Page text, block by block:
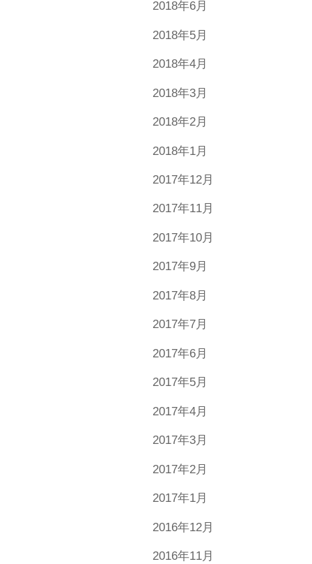
2018年6月
2018年5月
2018年4月
2018年3月
2018年2月
2018年1月
2017年12月
2017年11月
2017年10月
2017年9月
2017年8月
2017年7月
2017年6月
2017年5月
2017年4月
2017年3月
2017年2月
2017年1月
2016年12月
2016年11月